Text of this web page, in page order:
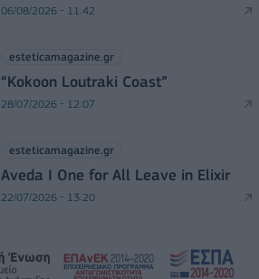
06/08/2026 - 11:42
esteticamagazine.gr
“Kokoon Loutraki Coast”
28/07/2026 - 12:07
esteticamagazine.gr
Aveda I One for All Leave in Elixir
22/07/2026 - 13:20